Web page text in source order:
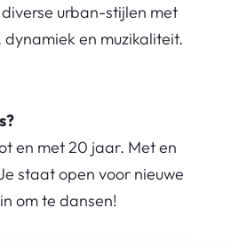
urban-stijlen met
en muzikaliteit.
en met 20 jaar. Met en
staat open voor nieuwe
om te dansen!